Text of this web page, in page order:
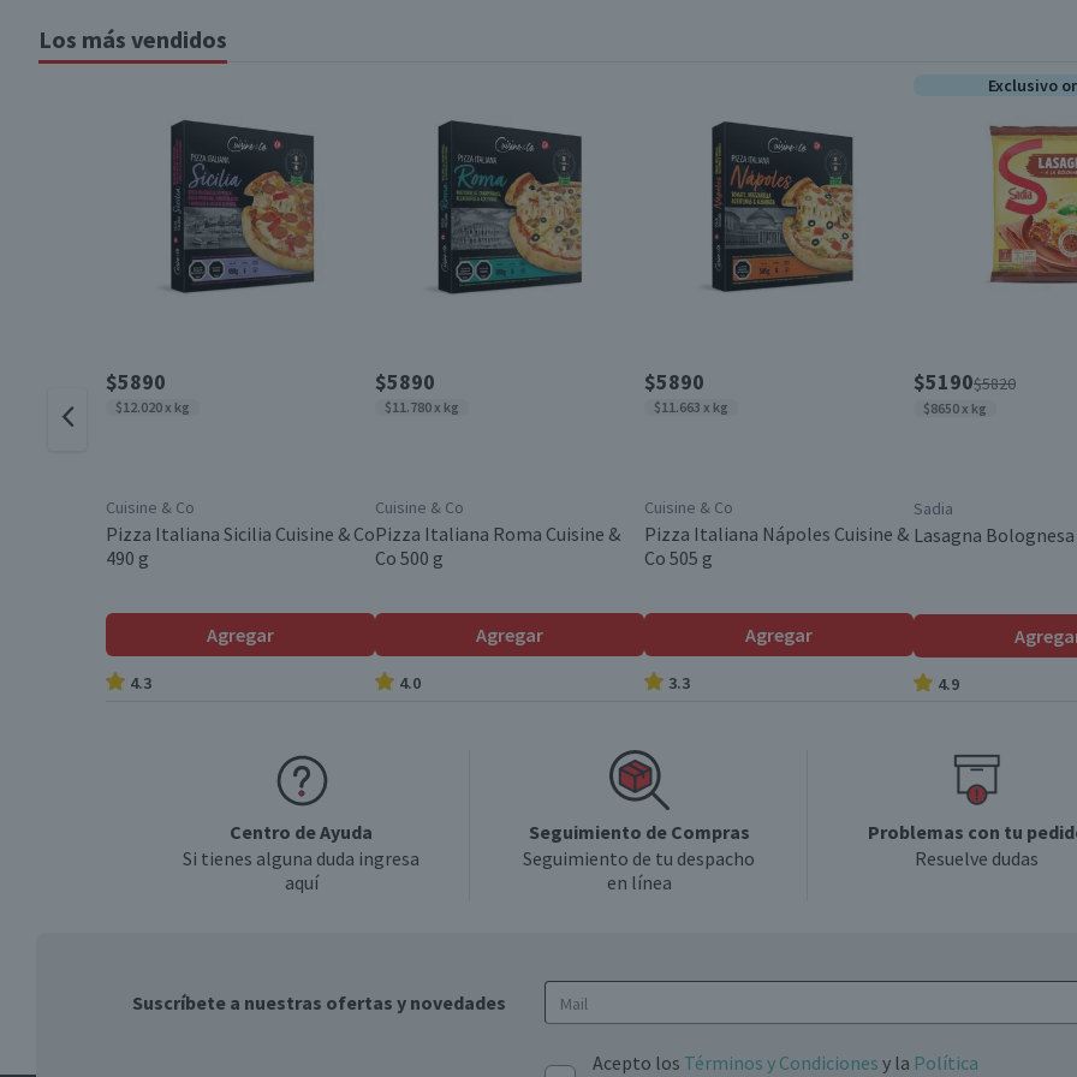
Los más vendidos
$5890
$12.020 x kg
Cuisine & Co
Pizza Italiana Sicilia Cuisine & Co
490 g
Agregar
4.3
$5890
$11.780 x kg
Cuisine & Co
Pizza Italiana Roma Cuisine &
Co 500 g
Agregar
4.0
$5890
$11.663 x kg
Cuisine & Co
Pizza Italiana Nápoles Cuisine &
Co 505 g
Agregar
3.3
Exclusivo
$5190$5820
$8650 x kg
Sadia
Lasagna Bolognesa
4.9
Centro de Ayuda
Si tienes alguna duda ingresa
aquí
Seguimiento de Compras
Seguimiento de tu despacho
en línea
Problemas con tu
Resuelve dudas
Suscríbete a nuestras ofertas y novedades
Acepto los Términos y Condiciones y la Política